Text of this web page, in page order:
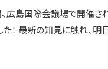
広島国際会議場で開催さ
！ 最新の知見に触れ、明